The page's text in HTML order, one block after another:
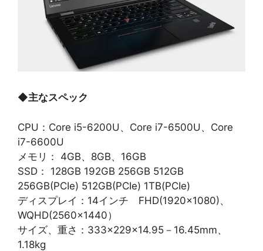
◆主なスペック
CPU：Core i5-6200U、Core i7-6500U、Core
i7-6600U
メモリ： 4GB、8GB、16GB
SSD： 128GB 192GB 256GB 512GB
256GB(PCIe) 512GB(PCIe) 1TB(PCIe)
ディスプレイ：14インチ FHD(1920×1080)、
WQHD(2560×1440）
サイズ、重さ：333×229×14.95－16.45mm、
1.18kg